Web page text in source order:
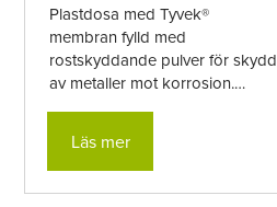
Plastdosa med Tyvek®
membran fylld med
rostskyddande pulver för skydd
av metaller mot korrosion.
Läs mer